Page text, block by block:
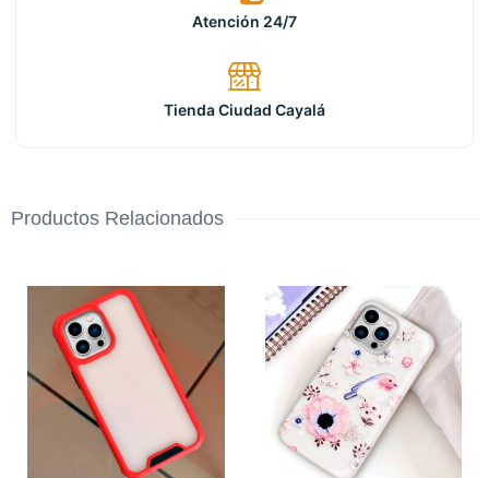
Atención 24/7
Tienda Ciudad Cayalá
Productos Relacionados